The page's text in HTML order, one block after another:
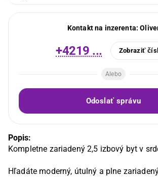
Kontakt na inzerenta:
+4219 ... Zobraziť
Alebo
Odoslať správu
Popis:
Kompletne zariadený 2,5 izbový byt v
Hľadáte moderný, útulný a plne